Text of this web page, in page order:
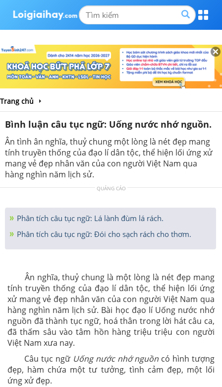
Trang chủ
Bình luận câu tục ngữ: Uống nước nhớ nguồn.
Ân tình ân nghĩa, thuỷ chung một lòng là nét đẹp mang
tính truyền thống của đạo lí dân tộc, thể hiện lối ứng xử
mang vẻ đẹp nhân văn của con người Việt Nam qua
hàng nghìn năm lịch sử.
QUẢNG CÁO
Phân tích câu tục ngữ: Lá lành đùm lá rách.
Phân tích câu tục ngữ: Đói cho sạch rách cho thơm.
Ân nghĩa, thuỷ chung là một lòng là nét đẹp mang
tính truyền thống của đạo lí dân tộc, thể hiện lối ứng
xử mang vẻ đẹp nhân văn của con người Việt Nam qua
hàng nghìn năm lịch sử. Bài học đạo lí Uống nước nhớ
nguồn đã thành tục ngữ, hoá thân trong lời hát câu ca,
đã thấm sâu vào tâm hồn hàng triệu triệu con người
Việt Nam xưa nay.
Câu tục ngữ Uống nước nhớ nguồn có hình tượng
đẹp, hàm chứa một tư tưởng, tình cảm đẹp, một lối
ứng xử đẹp.